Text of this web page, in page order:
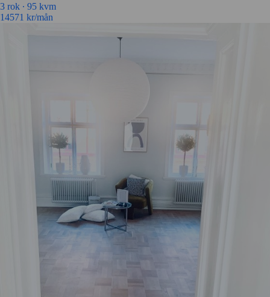
3 rok ∙ 95 kvm
14571 kr/mån